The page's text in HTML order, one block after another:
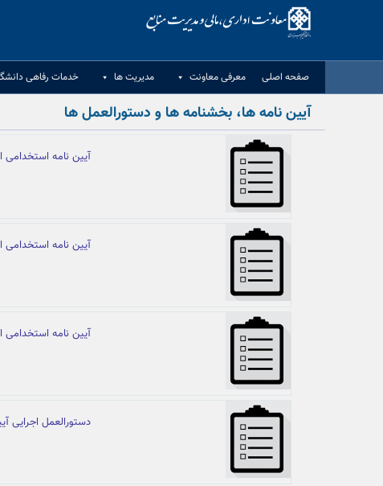
صفحه اصلی معرفی معاونت مدیریت ها خدمات رفاهی
آیین نامه ها، بخشنامه ها و دستورالعمل ها
آیین نامه استخدامی
آیین نامه استخدامی
آیین نامه استخدامی
دستورالعمل اجرایی